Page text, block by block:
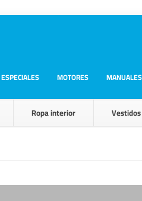
ESPECIALES MOTORES MANUALES
Ropa interior Vestidos